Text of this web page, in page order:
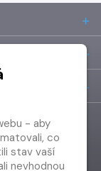
- aby
co
stav vaší
nevhodnou